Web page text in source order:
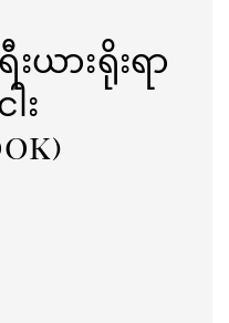
ယားရိုးရာ
း